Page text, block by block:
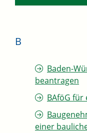
B
Baden-
beantragen
BAföG für
einer